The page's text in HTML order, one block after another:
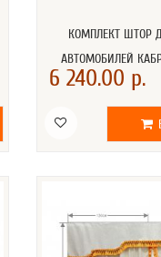
КОМПЛЕКТ ШТОР
АВТОМОБИЛЕЙ
6 240.00 р.